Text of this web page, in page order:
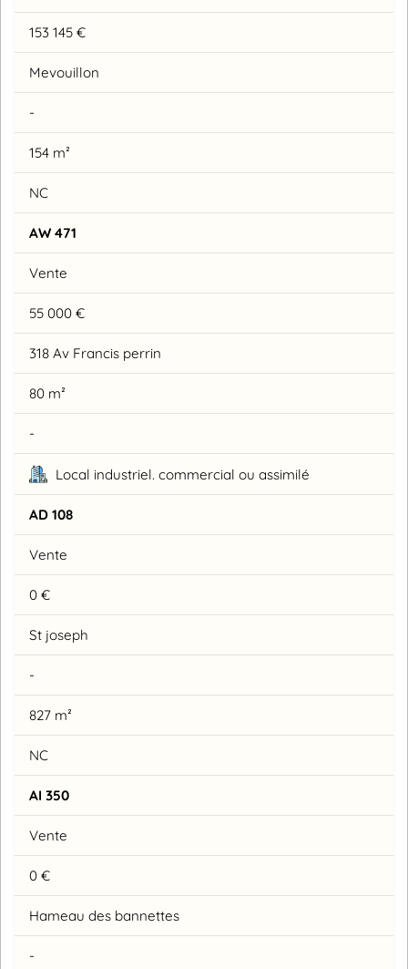
153 145 €
Mevouillon
-
154 m²
NC
AW 471
Vente
55 000 €
318 Av Francis perrin
80 m²
-
Local industriel. commercial ou assimilé
AD 108
Vente
0 €
St joseph
-
827 m²
NC
AI 350
Vente
0 €
Hameau des bannettes
-